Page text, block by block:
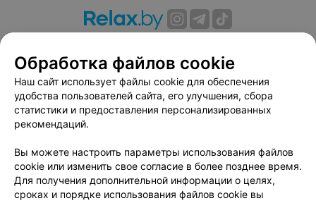
Вакансии
Публичный договор
Способы оплаты
Публичный договор по использованию сервиса
«Афиша»
Пользовательское соглашение
Связаться по вопросам сотрудничества
Написать руководителю relax.by
Персональные настройки cookie
Обработка файлов cookie
Наш сайт использует файлы cookie для обеспечения
удобства пользователей сайта, его улучшения, сбора
статистики и предоставления персонализированных
рекомендаций.
Вы можете настроить параметры использования файлов
cookie или изменить свое согласие в более позднее время.
Для получения дополнительной информации о целях,
сроках и порядке использования файлов cookie вы